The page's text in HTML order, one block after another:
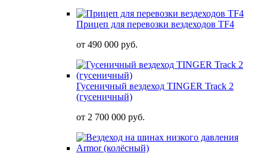
Прицеп для перевозки вездеходов TF4
от 490 000 руб.
Гусеничный вездеход TINGER Track 2
(гусеничный)
от 2 700 000 руб.